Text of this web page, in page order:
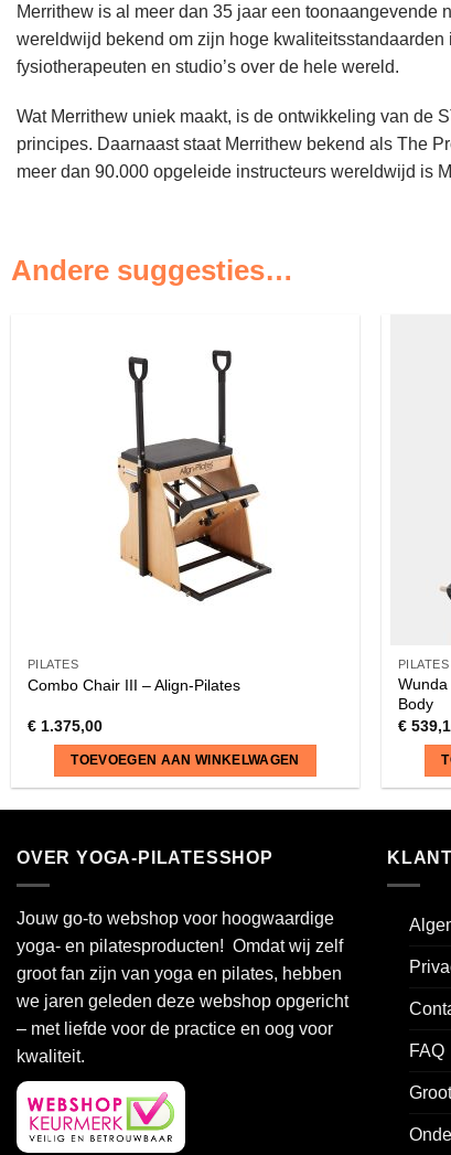
Merrithew is al meer dan 35 jaar een toonaangevende
wereldwijd bekend om zijn hoge
fysiotherapeuten en studio’s over de hele wereld.
Wat Merrithew uniek maakt, is de ontwikkeling van de
principes. Daarnaast staat Merrithew bekend als The
meer dan 90.000 opgeleide instructeurs wereldwijd is
Andere suggesties…
PILATES
Combo Chair III – Align-Pilates
€1.375,00
TOEVOEGEN AAN WINKELWAGEN
PILATES
Body
€
OVER YOGA-PILATESSHOP
Jouw go-to webshop voor hoogwaardige
yoga- en pilatesproducten! Omdat wij zelf
groot fan zijn van yoga en pilates, hebben
we jaren geleden deze webshop opgericht
– met liefde voor de practice en oog voor
kwaliteit.
FAQ